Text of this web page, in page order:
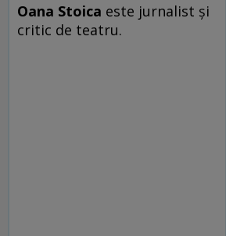
Oana Stoica este jurnalist și
critic de teatru.